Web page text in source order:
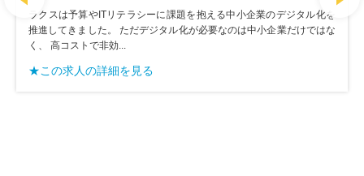
ホリゾンタルSaaS カスタマーマーケティング
年収：5,000,000円～10,800,000円
企業向けセキュリティクラウドサービス『HENNGE One』を中心に、
セキュリティ分野の製品を包括的に開発・販売する独立系ベンダで